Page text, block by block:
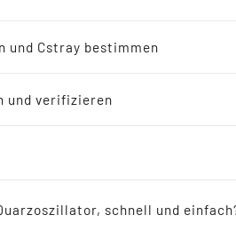
und Cstray bestimmen
und verifizieren
schnell und
Quarze,